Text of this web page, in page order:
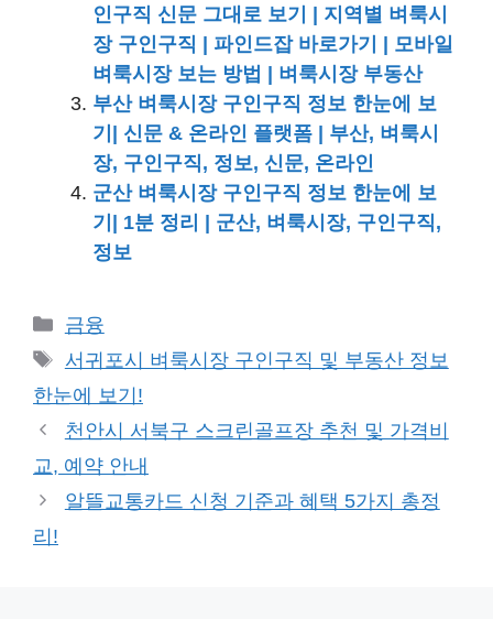
인구직 신문 그대로 보기 | 지역별 벼룩시
장 구인구직 | 파인드잡 바로가기 | 모바일
벼룩시장 보는 방법 | 벼룩시장 부동산
부산 벼룩시장 구인구직 정보 한눈에 보
기| 신문 & 온라인 플랫폼 | 부산, 벼룩시
장, 구인구직, 정보, 신문, 온라인
군산 벼룩시장 구인구직 정보 한눈에 보
기| 1분 정리 | 군산, 벼룩시장, 구인구직,
정보
카
테
리
금융
태
그
서귀포시 벼룩시장 구인구직 및 부동산 정보
한눈에 보기!
천안시 서북구 스크린골프장 추천 및 가격비
교, 예약 안내
알뜰교통카드 신청 기준과 혜택 5가지 총정
리!